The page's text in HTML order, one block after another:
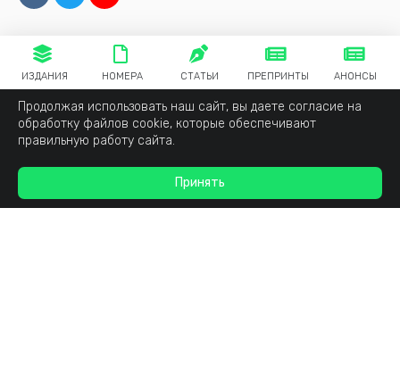
ИЗДАНИЯ НОМЕРА СТАТЬИ ПРЕПРИНТЫ АНОНСЫ
Продолжая использовать наш сайт, вы даете согласие на
обработку файлов cookie, которые обеспечивают
правильную работу сайта.
Принять